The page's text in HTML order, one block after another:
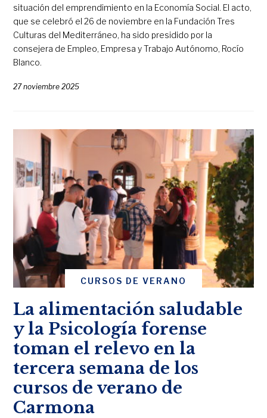
situación del emprendimiento en la Economía Social. El acto,
que se celebró el 26 de noviembre en la Fundación Tres
Culturas del Mediterráneo, ha sido presidido por la
consejera de Empleo, Empresa y Trabajo Autónomo, Rocío
Blanco.
27 noviembre 2025
CURSOS DE VERANO
La alimentación saludable
y la Psicología forense
toman el relevo en la
tercera semana de los
cursos de verano de
Carmona